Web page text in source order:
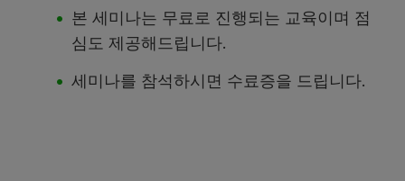
본 세미나는 무료로 진행되는 교육이며 점
심도 제공해드립니다.
세미나를 참석하시면 수료증을 드립니다.